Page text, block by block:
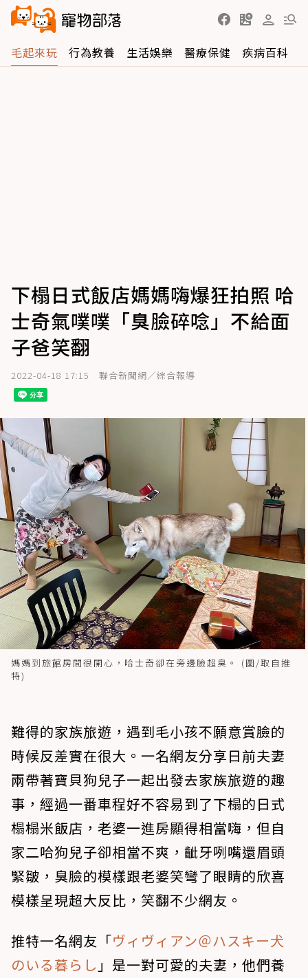
毛起來玩 行為教養 生活娛樂 醫療保健 疾病百科
下榻日式飯店媽媽嗨爆狂拍照 哈
士奇氣噗噗「臭臉碎唸」不給面
子爸笑翻
2022-04-18 17:15 聯合新聞網／綜合報導
媽媽到旅館房間很開心，哈士奇卻在旁邊臉超臭。 (圖/取自推
特)
難得的家族旅遊，遇到毛小孩不願意賞臉的
時候反差實在很大。一名網友分享日前夫妻
兩帶著寶貝狗兒子一起出發去家族旅遊的趣
事，經過一番車程好不容易到了下榻的日式
榻榻米飯店，老婆一進房顯得相當嗨，但自
家二哈狗兒子卻相當不爽，齜牙咧嘴還眉頭
緊皺，臭臉的模樣跟老婆笑彎了眼睛的欣喜
模樣呈現超大反比，笑翻不少網友。
推特一名網友「ヴィヴィアン＠ハスキー犬
のいる暮らし 」是一對可愛的夫妻，他們養